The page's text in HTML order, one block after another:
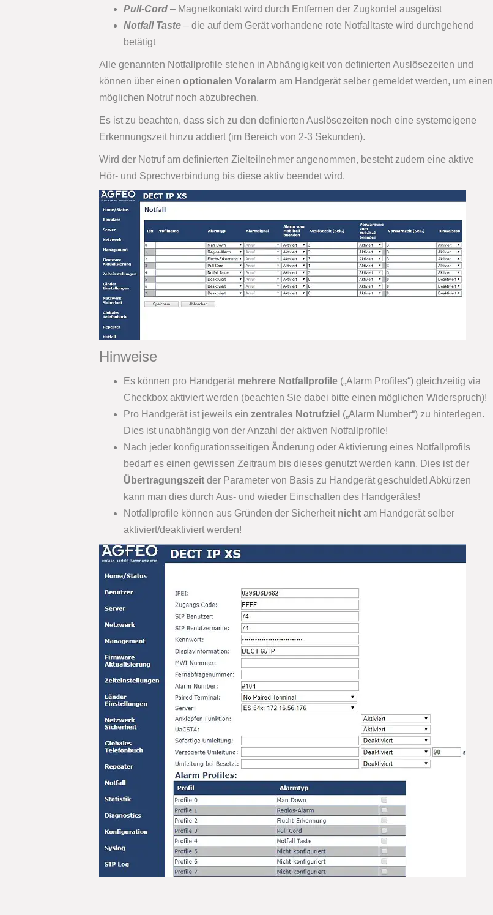
Pull-Cord – Magnetkontakt wird durch Entfernen der Zugkordel ausgelöst
Notfall Taste – die auf dem Gerät vorhandene rote Notfalltaste wird durchgehend
betätigt
Alle genannten Notfallprofile stehen in Abhängigkeit von definierten Auslösezeiten und
können über einen optionalen Voralarm am Handgerät selber gemeldet werden, um einen
möglichen Notruf noch abzubrechen.
Es ist zu beachten, dass sich zu den definierten Auslösezeiten noch eine systemeigene
Erkennungszeit hinzu addiert (im Bereich von 2-3 Sekunden).
Wird der Notruf am definierten Zielteilnehmer angenommen, besteht zudem eine aktive
Hör- und Sprechverbindung bis diese aktiv beendet wird.
Hinweise
Es können pro Handgerät mehrere Notfallprofile („Alarm Profiles“) gleichzeitig via
Checkbox aktiviert werden (beachten Sie dabei bitte einen möglichen Widerspruch)!
Pro Handgerät ist jeweils ein zentrales Notrufziel („Alarm Number“) zu hinterlegen.
Dies ist unabhängig von der Anzahl der aktiven Notfallprofile!
Nach jeder konfigurationsseitigen Änderung oder Aktivierung eines Notfallprofils
bedarf es einen gewissen Zeitraum bis dieses genutzt werden kann. Dies ist der
Übertragungszeit der Parameter von Basis zu Handgerät geschuldet! Abkürzen
kann man dies durch Aus- und wieder Einschalten des Handgerätes!
Notfallprofile können aus Gründen der Sicherheit nicht am Handgerät selber
aktiviert/deaktiviert werden!